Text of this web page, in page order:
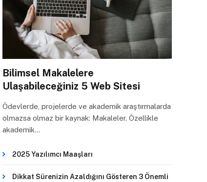
Bilimsel Makalelere
Ulaşabileceğiniz 5 Web Sitesi
Ödevlerde, projelerde ve akademik araştırmalarda
olmazsa olmaz bir kaynak: Makaleler. Özellikle
akademik…
2025 Yazılımcı Maaşları
Dikkat Sürenizin Azaldığını Gösteren 3 Önemli